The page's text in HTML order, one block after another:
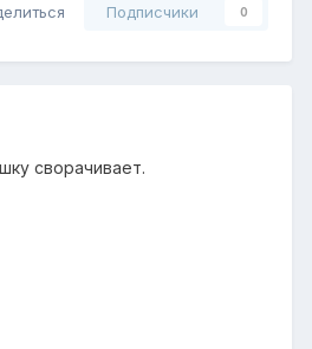
Подписчики 0
сворачивает.